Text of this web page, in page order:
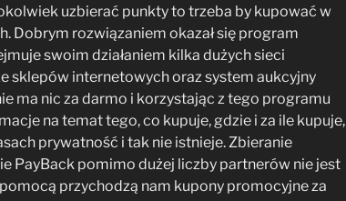
uzbierać punkty to trzeba by kupować w
Dobrym rozwiązaniem okazał się program
swoim działaniem kilka dużych sieci
sklepów internetowych oraz system aukcyjny
ma nic za darmo i korzystając z tego programu
na temat tego, co kupuje, gdzie i za ile kupuje,
prywatność i tak nie istnieje. Zbieranie
PayBack pomimo dużej liczby partnerów nie jest
przychodzą nam kupony promocyjne za